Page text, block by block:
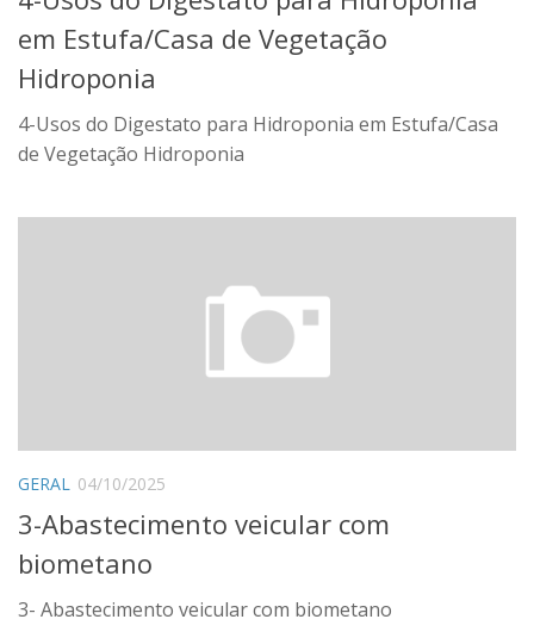
em Estufa/Casa de Vegetação
Hidroponia
4-Usos do Digestato para Hidroponia em Estufa/Casa
de Vegetação Hidroponia
GERAL 04/10/2025
3-Abastecimento veicular com
biometano
3- Abastecimento veicular com biometano